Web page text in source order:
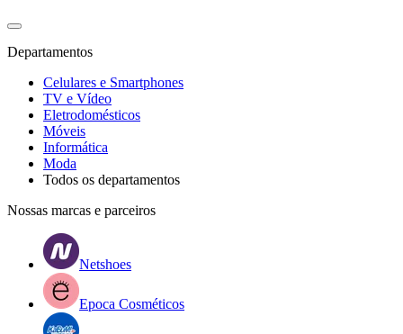
Departamentos
Celulares e Smartphones
TV e Vídeo
Eletrodomésticos
Móveis
Informática
Moda
Todos os departamentos
Nossas marcas e parceiros
Netshoes
Epoca Cosméticos